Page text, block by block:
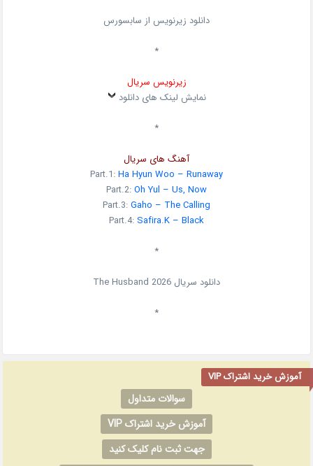
دانلود زیرنویس از سابسورس
*
زیرنویس سریال
نمایش لینک های دانلود
*
آهنگ های سریال
Part.1:Ha Hyun Woo – Runaway
Part.2:Oh Yul – Us, Now
Part.3:Gaho – The Calling
Part.4:Safira.K – Black
*
دانلود سریال The Husband 2026
*
آموزش خرید اشتراک VIP
سوالات متداول
آموزش خرید اشتراک VIP
جهت ثبت نام کلیک کنید